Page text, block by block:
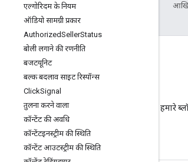
एल्गोरिदम के नियम
ऑडियो सामग्री प्रकार
AuthorizedSellerStatus
बोली लगाने की रणनीति
बजटयूनिट
बल्क बदलाव साइट रिस्पॉन्स
ClickSignal
तुलना करने वाला
कॉन्टेंट की अवधि
कॉन्टेंटइनस्ट्रीम की स्थिति
कॉन्टेंट आउटस्ट्रीम की स्थिति
ज़रूरी सूचनाओं के लिए हमारे